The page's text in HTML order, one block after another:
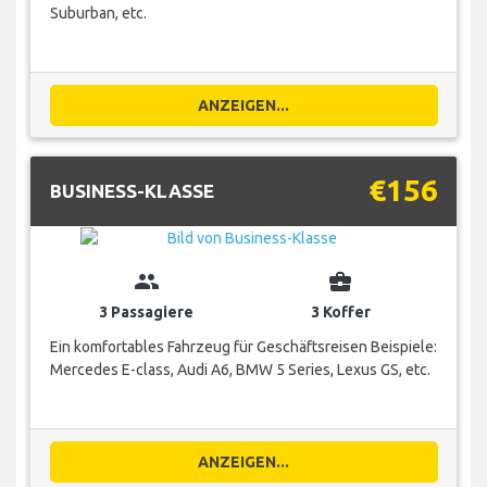
Suburban, etc.
ANZEIGEN...
BUSINESS-KLASSE €156
group
3 Passagiere
business_center
3 Koffer
Ein komfortables Fahrzeug für Geschäftsreisen Beispiele:
Mercedes E-class, Audi A6, BMW 5 Series, Lexus GS, etc.
ANZEIGEN...